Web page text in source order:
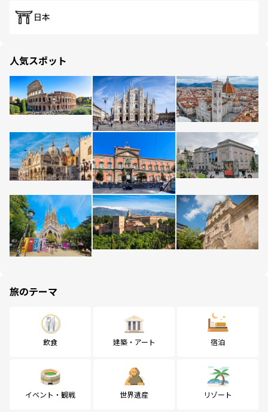
日本
人気スポット
旅のテーマ
飲食 建築・アート 宿泊
イベント・観戦 世界遺産 リゾート